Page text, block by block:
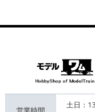
営業時間
土日：